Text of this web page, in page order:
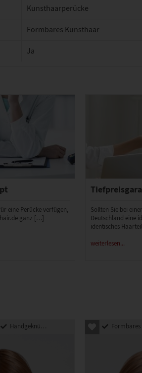
Kunsthaarperücke
Formbares Kunsthaar
Ja
eine Perücke verfügen,
ganz […]
Sollten Sie bei
Deutschland eine
identisches
weiterlesen...
Handgeknüpft Formbares Kunsthaar